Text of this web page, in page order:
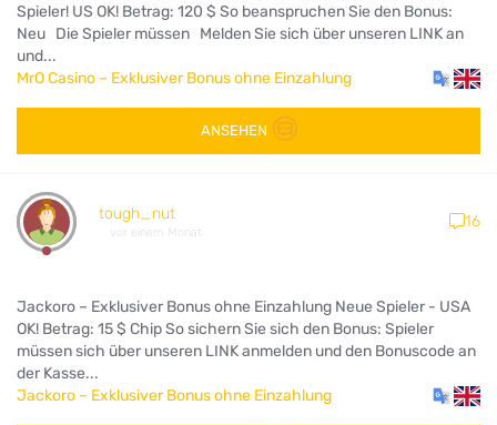
Spieler! US OK! Betrag: 120 $ So beanspruchen Sie den Bonus:
Neu Die Spieler müssen Melden Sie sich über unseren LINK an
und...
MrO Casino – Exklusiver Bonus ohne Einzahlung
ANSEHEN
tough_nut
vor einem Monat
16
Jackoro – Exklusiver Bonus ohne Einzahlung Neue Spieler - USA
OK! Betrag: 15 $ Chip So sichern Sie sich den Bonus: Spieler
müssen sich über unseren LINK anmelden und den Bonuscode an
der Kasse...
Jackoro – Exklusiver Bonus ohne Einzahlung